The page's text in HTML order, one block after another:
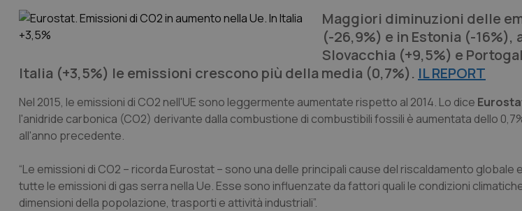
Maggiori diminuzioni delle
(-26,9%) e in Estonia (-
Slovacchia (+9,5%) e
Italia (+3,5%) le emissioni crescono più della media (0,7%). IL REPORT
Nel 2015, le emissioni di CO2 nell'UE sono leggermente aumentate rispetto al 2014. Lo dice
l'anidride carbonica (CO2) derivante dalla combustione di combustibili fossili è aumentata dello
all'anno precedente.
“Le emissioni di CO2 – ricorda Eurostat – sono una delle principali cause del riscaldamento
tutte le emissioni di gas serra nella Ue. Esse sono influenzate da fattori quali le condizioni
dimensioni della popolazione, trasporti e attività industriali”.